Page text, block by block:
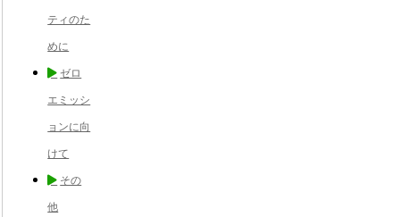
ティのた
めに
ゼロ
エミッシ
ョンに向
けて
その
他